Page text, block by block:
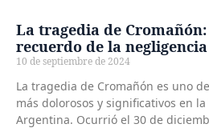
La tragedia de
recuerdo de la negligencia
10 de septiembre de 2024
La tragedia de Cromañón es uno
más dolorosos y significativos en
Argentina. Ocurrió el 30 de